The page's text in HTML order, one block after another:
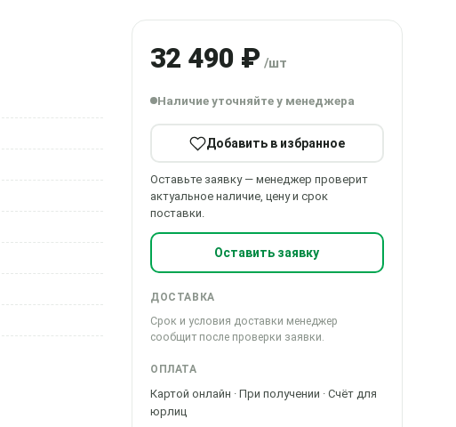
32 490 ₽ /шт
Наличие уточняйте у менеджера
Добавить в избранное
Оставьте заявку — менеджер проверит
актуальное наличие, цену и срок
поставки.
Оставить заявку
ДОСТАВКА
Срок и условия доставки менеджер
сообщит после проверки заявки.
ОПЛАТА
Картой онлайн · При получении · Счёт для
юрлиц